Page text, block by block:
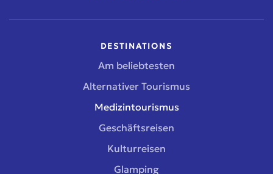
DESTINATIONS
Am beliebtesten
Alternativer Tourismus
Medizintourismus
Geschäftsreisen
Kulturreisen
Glamping